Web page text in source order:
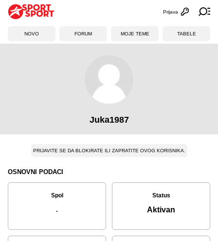
Otvori
Prijava
NOVO FORUM MOJE TEME TABELE
Juka1987
PRIJAVITE SE DA BLOKIRATE ILI ZAPRATITE OVOG KORISNIKA.
OSNOVNI PODACI
Spol
-
Status
Aktivan